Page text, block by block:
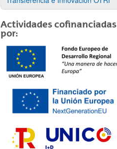
Actividades cofinanciadas
por: